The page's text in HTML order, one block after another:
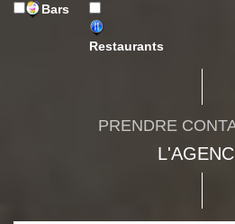
Bars
Restaurants
PRENDRE